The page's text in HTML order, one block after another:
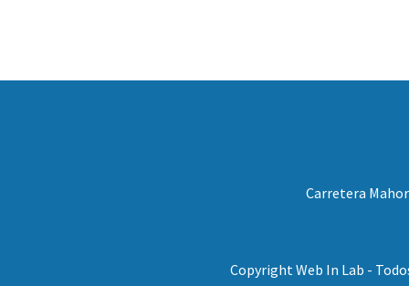
Carretera
Copyright Web In Lab -